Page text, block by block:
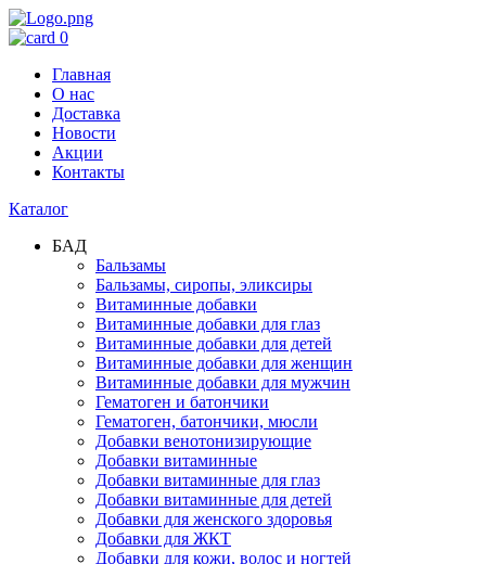
0
Главная
О нас
Доставка
Новости
Акции
Контакты
Каталог
БАД
Бальзамы
Бальзамы, сиропы, эликсиры
Витаминные добавки
Витаминные добавки для глаз
Витаминные добавки для детей
Витаминные добавки для женщин
Витаминные добавки для мужчин
Гематоген и батончики
Гематоген, батончики, мюсли
Добавки венотонизирующие
Добавки витаминные
Добавки витаминные для глаз
Добавки витаминные для детей
Добавки для женского здоровья
Добавки для ЖКТ
Добавки для кожи, волос и ногтей